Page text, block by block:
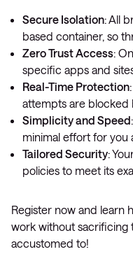
Secure Isolation: All
based container, so
Zero Trust Access:
specific apps and
Real-Time Protection
attempts are blocked
Simplicity and Speed
minimal effort for you
Tailored Security:
policies to meet its
Register now and learn
work without sacrificing
accustomed to!